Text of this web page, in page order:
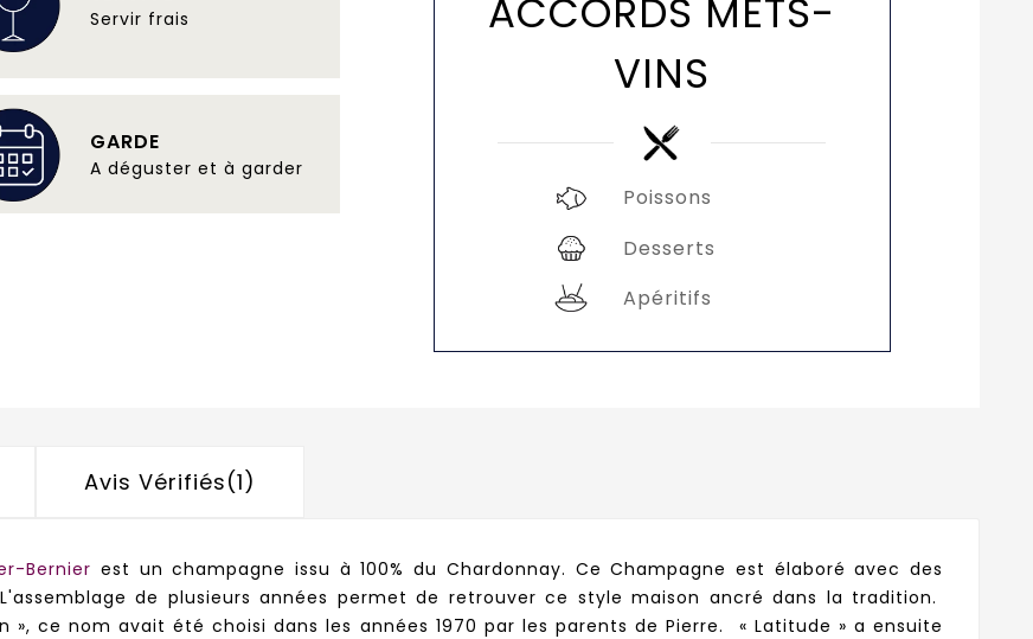
Servir frais
GARDE
A déguster et à garder
ACCORDS METS-
VINS
Poissons
Desserts
Apéritifs
Avis Vérifiés(1)
Bernier est un champagne issu à 100% du Chardonnay. Ce Champagne est élaboré avec des
de plusieurs années permet de retrouver ce style maison ancré dans la tradition.
ce nom avait été choisi dans les années 1970 par les parents de Pierre. « Latitude » a ensuite